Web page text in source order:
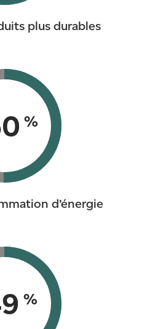
plus durables
%
d’énergie
%